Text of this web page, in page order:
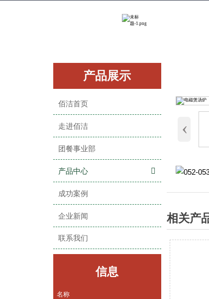
产品展示
佰洁首页
走进佰洁
团餐事业部
产品中心 
成功案例
企业新闻
联系我们
信息
名称
‹
相关产